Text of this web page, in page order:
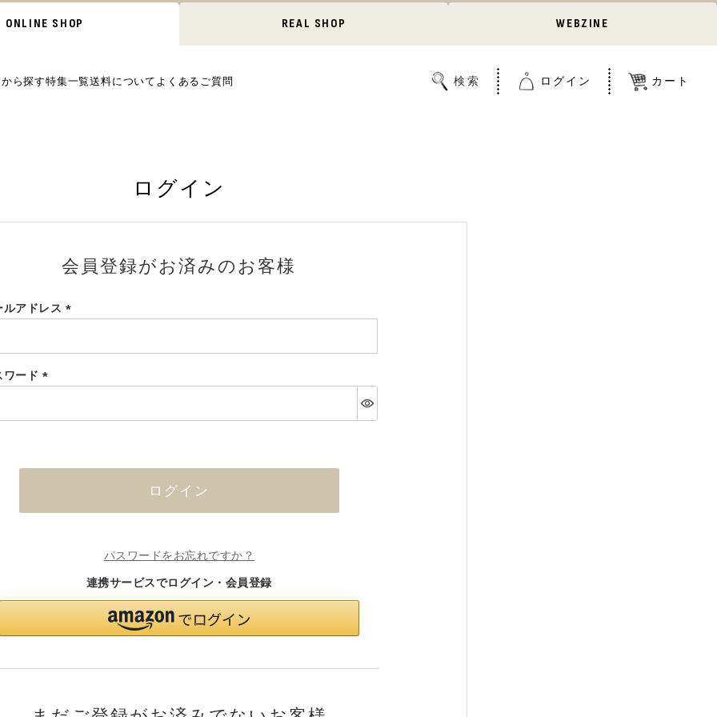
ONLINE SHOP REAL SHOP WEBZINE
ら探す特集一覧送料について よくあるご質問
ログイン
会員登録がお済みのお客様
ルアドレス
須)
ワード
須)
ログイン
パスワードをお忘れですか？
連携サービスでログイン・会員登録